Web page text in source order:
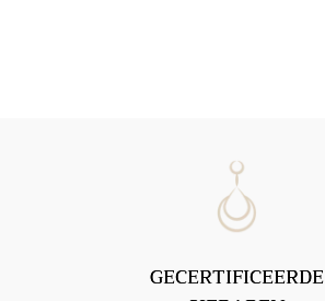
GECERTIFICEERDE